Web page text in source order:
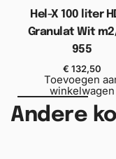
Hel-X 100 liter
Granulat Wit
955
€ 132,50
Toevoegen
winkelwagen
Andere